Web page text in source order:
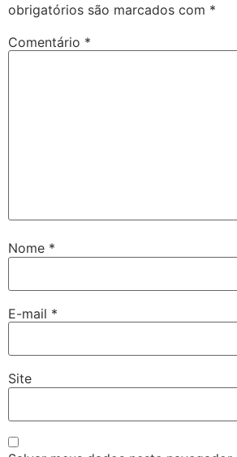
obrigatórios são marcados com *
Comentário *
Nome *
E-mail *
Site